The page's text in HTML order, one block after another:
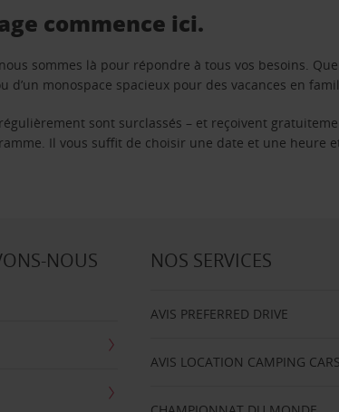
commence ici.
sommes là pour répondre à tous vos besoins.
d’un monospace spacieux pour des vacances en
sont surclassés – et reçoivent
Il vous suffit de choisir une date et une heure
NOUS
NOS SERVICES
AVIS PREFERRED DRIVE
AVIS LOCATION CAMPING CARS